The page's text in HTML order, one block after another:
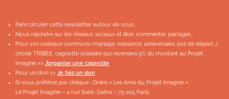
Faire circuler cette newsletter autour de vous,
Nous rejoindre sur les réseaux sociaux et liker, commenter, partager…
Pour vos cadeaux communs (mariage, naissance, anniversaire, pot de départ…),
choisir TRIBEE, cagnotte solidaire qui reversera 5% du montant au Projet
Imagine >> J’organise une cagnotte
Pour un don >> Je fais un don
Si vous préférez par chèque : Ordre « Les Amis du Projet Imagine »
Le Projet Imagine – 4 rue Saint-Saëns – 75 015 Paris.